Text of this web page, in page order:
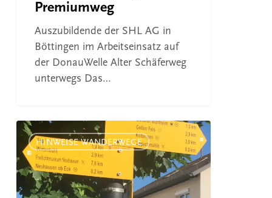
Premiumweg
Auszubildende der SHL AG in
Böttingen im Arbeitseinsatz auf
der DonauWelle Alter Schäferweg
unterwegs Das…
Spazierengehen
und
Wandern
daheim
HINWEISE WANDERWEGE